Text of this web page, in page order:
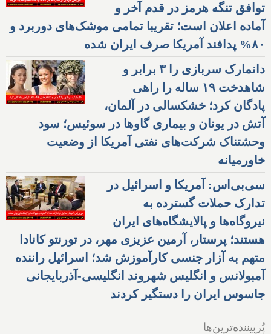
توافق تنگه هرمز در قدم آخر و
آماده اعلان است؛ تقریبا تمامی موشک‌های دوربرد و
۸۰% پدافند آمریکا صرف ایران شده
دانمارک سربازی را ۳ برابر و
شاهدخت ۱۹ ساله را راهی
پادگان کرد؛ خشکسالی در آلمان،
آتش در یونان و بیماری گاوها در سوئیس؛ سود
وحشتناک شرکت‌های نفتی آمریکا از وضعیت
خاورمیانه
سی‌بی‌اس: آمریکا و اسرائیل در
تدارک حملات گسترده به
نیروگاه‌ها و پالایشگاه‌های ایران
هستند؛ پرستار، آرمین عزیزی مهر، در تورنتو کانادا
متهم به آزار جنسی کارآموزش شد؛ اسرائیل راننده
آمبولانس و انگلیس شهروند انگلیسی-آذربایجانی
جاسوس ایران را دستگیر کردند
پُربیننده‌ترین‌ها